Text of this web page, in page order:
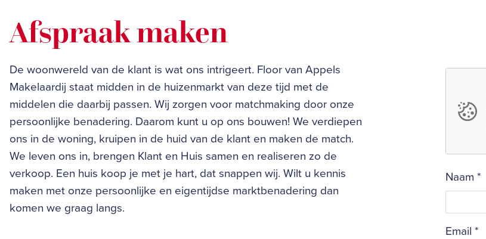
Afspraak maken
De woonwereld van de klant is wat ons intrigeert. Floor van Appels
Makelaardij staat midden in de huizenmarkt van deze tijd met de
middelen die daarbij passen. Wij zorgen voor matchmaking door onze
persoonlijke benadering. Daarom kunt u op ons bouwen! We verdiepen
ons in de woning, kruipen in de huid van de klant en maken de match.
We leven ons in, brengen Klant en Huis samen en realiseren zo de
verkoop. Een huis koop je met je hart, dat snappen wij. Wilt u kennis
maken met onze persoonlijke en eigentijdse marktbenadering dan
komen we graag langs.
Naam *
Email *